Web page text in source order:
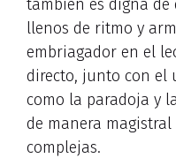
también es digna de
llenos de ritmo y
embriagador en el
directo, junto con el
como la paradoja y
de manera
complejas.